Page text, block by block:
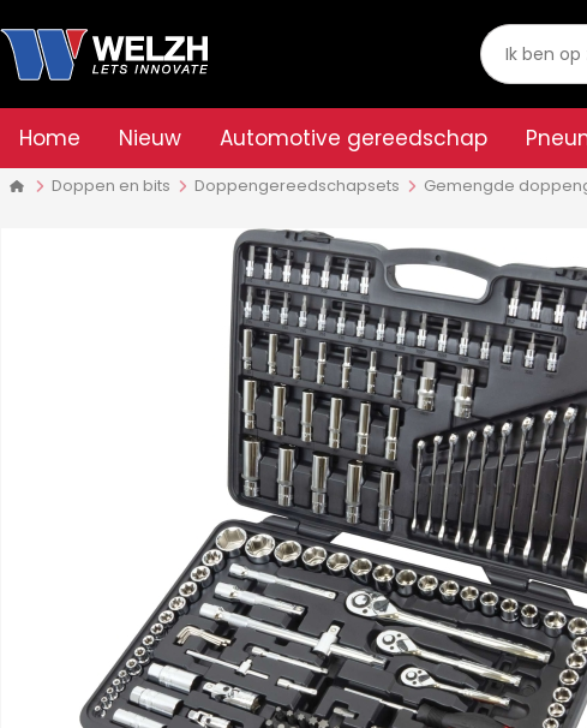
Home Nieuw Automotive gereedschap
Doppen en bits Doppengereedschapsets Gemengde